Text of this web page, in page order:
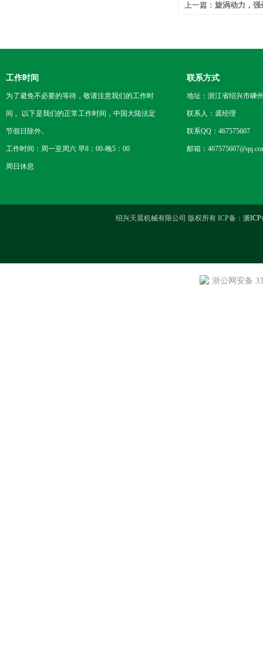
上一篇： 旋涡动力，
工作时间
为了避免不必要的等待，敬请注意我们的工作时
间 。以下是我们的正常工作时间，中国大陆法定
节假日除外。
工作时间：周一至周六 早8：00-晚5：00
周日休息
联系方式
地址：浙江省绍兴市嵊
联系人：裘经理
联系QQ：467575607
邮箱：
绍兴天晨机械有限公司 版权所有 ICP备： 浙ICP
浙公网安备